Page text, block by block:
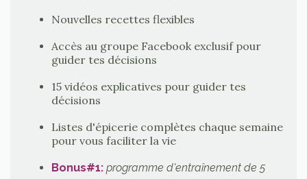
Nouvelles recettes flexibles
Accès au groupe Facebook exclusif pour
guider tes décisions
15 vidéos explicatives pour guider tes
décisions
Listes d'épicerie complètes chaque semaine
pour vous faciliter la vie
Bonus#1: programme d'entraînement de 5